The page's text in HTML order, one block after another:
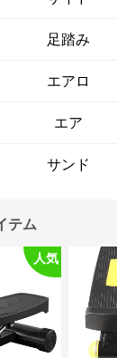
足踏み
エアロ
エア
サンド
テム
人気